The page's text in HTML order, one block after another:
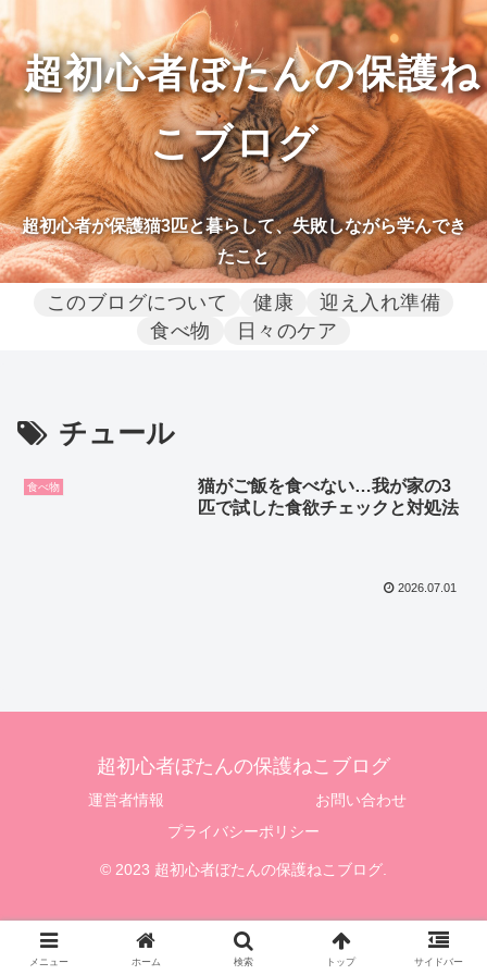
超初心者ぼたんの保護ね
こブログ
超初心者が保護猫3匹と暮らして、失敗しながら学んでき
たこと
このブログについて 健康
迎え入れ準備
食べ物
日々のケア
チュール
食べ物
猫がご飯を食べない…我が家の3
匹で試した食欲チェックと対処法
2026.07.01
超初心者ぼたんの保護ねこブログ
運営者情報
お問い合わせ
プライバシーポリシー
© 2023 超初心者ぼたんの保護ねこブログ.
メニュー ホーム 検索 トップ サイドバー